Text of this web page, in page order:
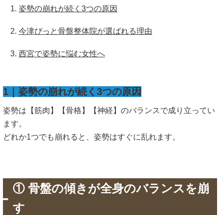
姿勢の崩れが続く3つの原因
今津ぴっと骨盤整体院が選ばれる理由
西宮で姿勢に悩む女性へ
1｜姿勢の崩れが続く3つの原因
姿勢は【筋肉】【骨格】【神経】のバランスで成り立ってい
ます。
どれか1つでも崩れると、姿勢はすぐに乱れます。
① 骨盤の傾きが全身のバランスを崩
す